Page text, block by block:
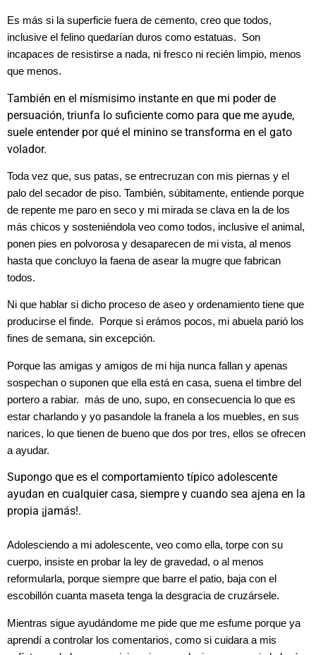
Es más si la superficie fuera de cemento, creo que todos,
inclusive el felino quedarían duros como estatuas. Son
incapaces de resistirse a nada, ni fresco ni recién limpio, menos
que menos.
También en el mísmisimo instante en que mi poder de
persuación, triunfa lo suficiente como para que me ayude,
suele entender por qué el minino se transforma en el gato
volador.
Toda vez que, sus patas, se entrecruzan con mis piernas y el
palo del secador de piso. También, súbitamente, entiende porque
de repente me paro en seco y mi mirada se clava en la de los
más chicos y sosteniéndola veo como todos, inclusive el animal,
ponen pies en polvorosa y desaparecen de mi vista, al menos
hasta que concluyo la faena de asear la mugre que fabrican
todos.
Ni que hablar si dicho proceso de aseo y ordenamiento tiene que
producirse el finde. Porque si erámos pocos, mi abuela parió los
fines de semana, sin excepción.
Porque las amigas y amigos de mi hija nunca fallan y apenas
sospechan o suponen que ella está en casa, suena el timbre del
portero a rabiar. más de uno, supo, en consecuencia lo que es
estar charlando y yo pasandole la franela a los muebles, en sus
narices, lo que tienen de bueno que dos por tres, ellos se ofrecen
a ayudar.
Supongo que es el comportamiento típico adolescente
ayudan en cualquier casa, siempre y cuando sea ajena en la
propia ¡jamás!.
Adolesciendo a mi adolescente, veo como ella, torpe con su
cuerpo, insiste en probar la ley de gravedad, o al menos
reformularla, porque siempre que barre el patio, baja con el
escobillón cuanta maseta tenga la desgracia de cruzársele.
Mientras sigue ayudándome me pide que me esfume porque ya
aprendí a controlar los comentarios, como si cuidara a mis